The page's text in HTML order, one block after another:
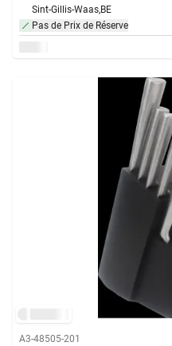
Sint-Gillis-Waas,BE
Pas de Prix de Réserve
A3-48505-201